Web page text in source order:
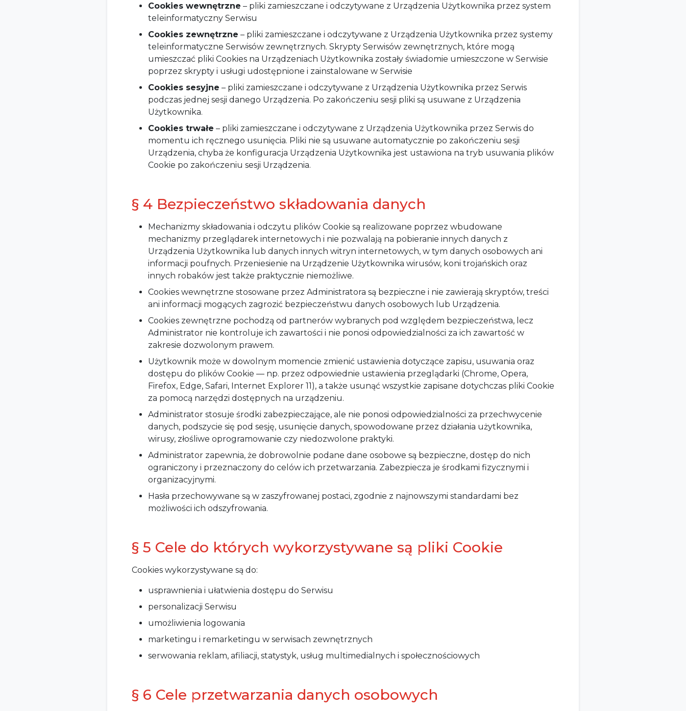
Cookies wewnętrzne – pliki zamieszczane i odczytywane z Urządzenia Użytkownika przez system
teleinformatyczny Serwisu
Cookies zewnętrzne – pliki zamieszczane i odczytywane z Urządzenia Użytkownika przez systemy
teleinformatyczne Serwisów zewnętrznych. Skrypty Serwisów zewnętrznych, które mogą
umieszczać pliki Cookies na Urządzeniach Użytkownika zostały świadomie umieszczone w Serwisie
poprzez skrypty i usługi udostępnione i zainstalowane w Serwisie
Cookies sesyjne – pliki zamieszczane i odczytywane z Urządzenia Użytkownika przez Serwis
podczas jednej sesji danego Urządzenia. Po zakończeniu sesji pliki są usuwane z Urządzenia
Użytkownika.
Cookies trwałe – pliki zamieszczane i odczytywane z Urządzenia Użytkownika przez Serwis do
momentu ich ręcznego usunięcia. Pliki nie są usuwane automatycznie po zakończeniu sesji
Urządzenia, chyba że konfiguracja Urządzenia Użytkownika jest ustawiona na tryb usuwania plików
Cookie po zakończeniu sesji Urządzenia.
§ 4 Bezpieczeństwo składowania danych
Mechanizmy składowania i odczytu plików Cookie są realizowane poprzez wbudowane
mechanizmy przeglądarek internetowych i nie pozwalają na pobieranie innych danych z
Urządzenia Użytkownika lub danych innych witryn internetowych, w tym danych osobowych ani
informacji poufnych. Przeniesienie na Urządzenie Użytkownika wirusów, koni trojańskich oraz
innych robaków jest także praktycznie niemożliwe.
Cookies wewnętrzne stosowane przez Administratora są bezpieczne i nie zawierają skryptów, treści
ani informacji mogących zagrozić bezpieczeństwu danych osobowych lub Urządzenia.
Cookies zewnętrzne pochodzą od partnerów wybranych pod względem bezpieczeństwa, lecz
Administrator nie kontroluje ich zawartości i nie ponosi odpowiedzialności za ich zawartość w
zakresie dozwolonym prawem.
Użytkownik może w dowolnym momencie zmienić ustawienia dotyczące zapisu, usuwania oraz
dostępu do plików Cookie — np. przez odpowiednie ustawienia przeglądarki (Chrome, Opera,
Firefox, Edge, Safari, Internet Explorer 11), a także usunąć wszystkie zapisane dotychczas pliki Cookie
za pomocą narzędzi dostępnych na urządzeniu.
Administrator stosuje środki zabezpieczające, ale nie ponosi odpowiedzialności za przechwycenie
danych, podszycie się pod sesję, usunięcie danych, spowodowane przez działania użytkownika,
wirusy, złośliwe oprogramowanie czy niedozwolone praktyki.
Administrator zapewnia, że dobrowolnie podane dane osobowe są bezpieczne, dostęp do nich
ograniczony i przeznaczony do celów ich przetwarzania. Zabezpiecza je środkami fizycznymi i
organizacyjnymi.
Hasła przechowywane są w zaszyfrowanej postaci, zgodnie z najnowszymi standardami bez
możliwości ich odszyfrowania.
§ 5 Cele do których wykorzystywane są pliki Cookie
Cookies wykorzystywane są do:
usprawnienia i ułatwienia dostępu do Serwisu
personalizacji Serwisu
umożliwienia logowania
marketingu i remarketingu w serwisach zewnętrznych
serwowania reklam, afiliacji, statystyk, usług multimedialnych i społecznościowych
§ 6 Cele przetwarzania danych osobowych